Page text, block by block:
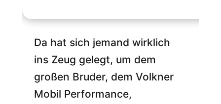
Da hat sich jemand wirklich
ins Zeug gelegt, um dem
großen Bruder, dem Volkner
Mobil Performance,